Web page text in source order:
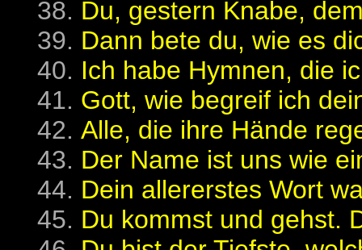
Du, gestern Knabe,
Dann bete du, wie es
Ich habe Hymnen, die
Gott, wie begreif ich
Alle, die ihre Hände
Der Name ist uns wie
Dein allererstes Wort
Du kommst und gehst.